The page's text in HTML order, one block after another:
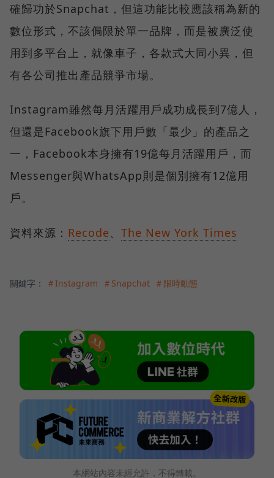
確歸功於Snapchat，但這功能比較應該稱為新的
數位形式，不該侷限於單一品牌，而是被廣泛使
用到多平台上，就像車子，各款式大同小異，但
有各公司推出產品競爭市場。
Instagram雖然每月活躍用戶成功成長到7億人，
但還是Facebook旗下用戶數「最少」的產品之
一，Facebook本身擁有19億每月活躍用戶，而
Messenger與WhatsApp則是個別擁有12億用
戶。
資料來源： Recode The New York Times
關鍵字： ＃Instagram ＃Snapchat ＃限時動態
本網站內容未經允許，不得轉載。